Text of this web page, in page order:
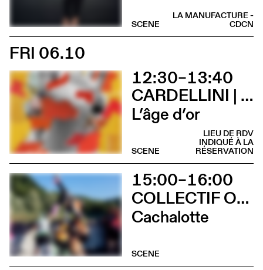
LA MANUFACTURE -
CDCN
SCENE
FRI 06.10
12:30–13:40
CARDELLINI | GONZALEZ
L’âge d’or
LIEU DE RDV
INDIQUÉ À LA
RÉSERVATION
SCENE
15:00–16:00
COLLECTIF OUINCH OUINCH
Cachalotte
SCENE